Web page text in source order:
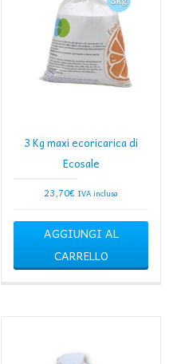
3 Kg maxi ecoricarica di
Ecosale
23,70€ IVA inclusa
AGGIUNGI AL
CARRELLO